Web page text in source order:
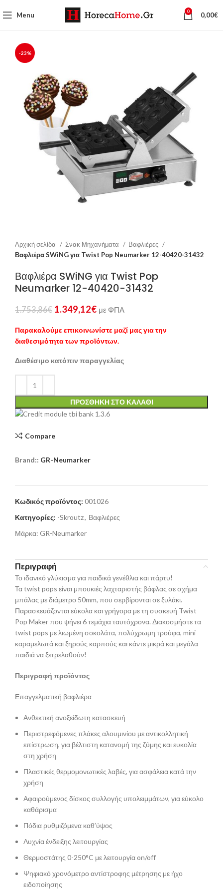
Menu 0 0,00€
-23%
Αρχική σελίδα Σνακ Μηχανήματα
Βαφλιέρες
Βαφλιέρα SWiNG για Twist Pop Neumarker 12-40420-31432
Βαφλιέρα SWiNG για Twist Pop
Neumarker 12-40420-31432
1.753,86€ 1.349,12€ με ΦΠΑ
Παρακαλούμε επικοινωνίστε μαζί μας για την
διαθεσιμότητα των προϊόντων.
Διαθέσιμο κατόπιν παραγγελίας
ΠΡΟΣΘΉΚΗ ΣΤΟ ΚΑΛΆΘΙ
Compare
Brand:: GR-Neumarker
Κωδικός προϊόντος: 001026
Κατηγορίες: -Skroutz, Βαφλιέρες
Μάρκα: GR-Neumarker
Περιγραφή
Το ιδανικό γλύκισμα για παιδικά γενέθλια και πάρτυ!
Τα twist pops είναι μπουκιές λαχταριστής βάφλας σε σχήμα
μπάλας με διάμετρο 50mm, που σερβίρονται σε ξυλάκι.
Παρασκευάζονται εύκολα και γρήγορα με τη συσκευή Twist
Pop Maker που ψήνει 6 τεμάχια ταυτόχρονα. Διακοσμήστε τα
twist pops με λιωμένη σοκολάτα, πολύχρωμη τρούφα, mini
καραμελωτά και ξηρούς καρπούς και κάντε μικρά και μεγάλα
παιδιά να ξετρελαθούν!
Περιγραφή προϊόντος
Επαγγελματική βαφλιέρα
Ανθεκτική ανοξείδωτη κατασκευή
Περιστρεφόμενες πλάκες αλουμινίου με αντικολλητική
επίστρωση, για βέλτιστη κατανομή της ζύμης και ευκολία
στη χρήση
Πλαστικές θερμομονωτικές λαβές, για ασφάλεια κατά την
χρήση
Αφαιρούμενος δίσκος συλλογής υπολειμμάτων, για εύκολο
καθάρισμα
Πόδια ρυθμιζόμενα καθ’ύψος
Λυχνία ένδειξης λειτουργίας
Θερμοστάτης 0-250°C με λειτουργία on/off
Ψηφιακό χρονόμετρο αντίστροφης μέτρησης με ήχο
ειδοποίησης